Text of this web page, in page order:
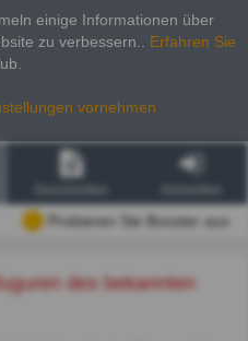
einige Informationen über
zu verbessern.
Erfahren Sie
vornehmen
Probieren Sie Booster aus